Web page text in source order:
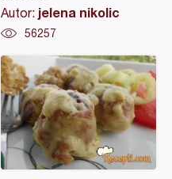
Autor: jelena nikolic
56257